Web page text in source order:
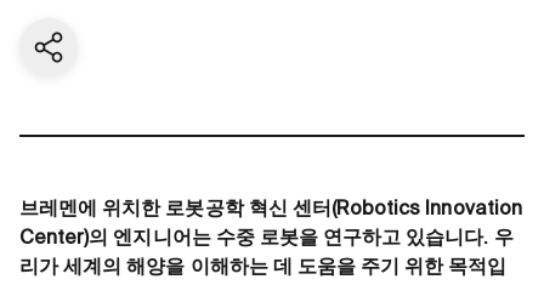
Share current page
브레멘에 위치한 로봇공학 혁신 센터(Robotics Innovation
Center)의 엔지니어는 수중 로봇을 연구하고 있습니다. 우
리가 세계의 해양을 이해하는 데 도움을 주기 위한 목적입